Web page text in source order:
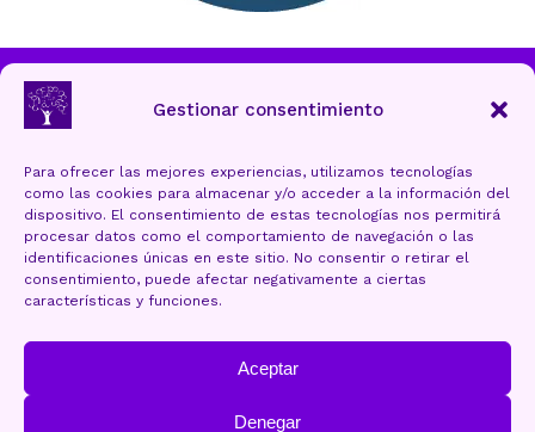
Gestionar consentimiento
Para ofrecer las mejores experiencias, utilizamos tecnologías
como las cookies para almacenar y/o acceder a la información del
dispositivo. El consentimiento de estas tecnologías nos permitirá
procesar datos como el comportamiento de navegación o las
identificaciones únicas en este sitio. No consentir o retirar el
consentimiento, puede afectar negativamente a ciertas
características y funciones.
Aceptar
Denegar
Ayuntamiento de Torrelavega
Aviso Legal y Protección de datos
Política de cookies (UE)
Accesibilidad
Mapa Web